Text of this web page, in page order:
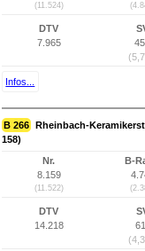
(11.524)
DTV
7.965
Infos...
B 266 Rheinbach-
158)
Nr.
8.159
(11.522)
B-
DTV
14.218